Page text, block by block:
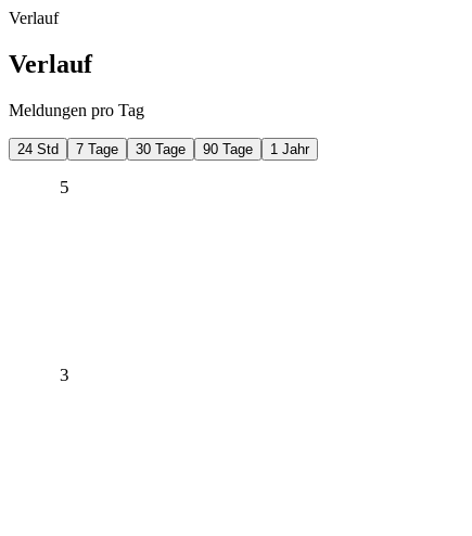
Verlauf
Verlauf
Meldungen pro Tag
24 Std 7 Tage 30 Tage 90 Tage 1 Jahr
3
5